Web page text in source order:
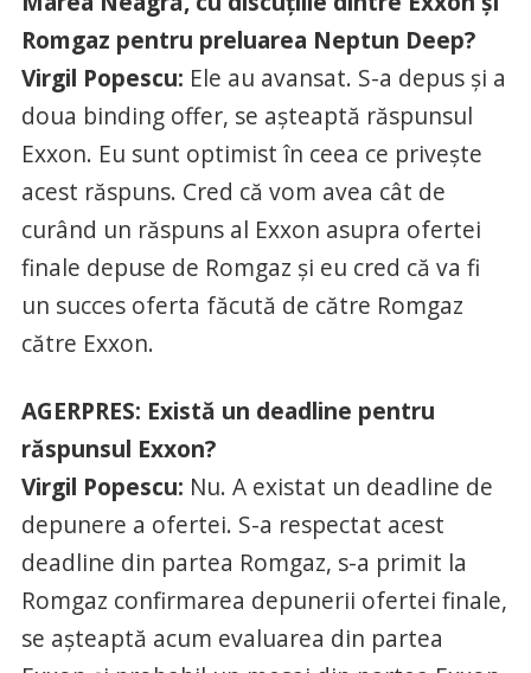
Romgaz pentru preluarea Neptun Deep?
Virgil Popescu: Ele au avansat. S-a depus şi a
doua binding offer, se aşteaptă răspunsul
Exxon. Eu sunt optimist în ceea ce priveşte
acest răspuns. Cred că vom avea cât de
curând un răspuns al Exxon asupra ofertei
finale depuse de Romgaz şi eu cred că va fi
un succes oferta făcută de către Romgaz
către Exxon.
AGERPRES: Există un deadline pentru
răspunsul Exxon?
Virgil Popescu: Nu. A existat un deadline de
depunere a ofertei. S-a respectat acest
deadline din partea Romgaz, s-a primit la
Romgaz confirmarea depunerii ofertei finale,
se aşteaptă acum evaluarea din partea